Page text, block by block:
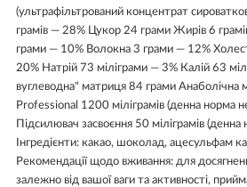
(ультрафільтрований концентрат
грамів — 28% Цукор 24 грами Жирів 6
грами — 10% Волокна 3 грами — 12%
20% Натрій 73 міліграми — 3% Калій 63
вуглеводна" матриця 84 грами Анаболічна
Professional 1200 міліграмів (денна норма
Підсилювач засвоєння 50 міліграмів
Інгредієнти: какао, шоколад, ацесульфам
Рекомендації щодо вживання: для
залежно від вашої ваги та активності,